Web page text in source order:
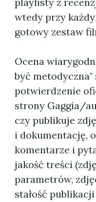
wtedy przy
gotowy zestaw
Ocena
być
potwierdzenie
strony Gaggia/
czy publikuje
i dokumentację,
komentarze i
jakość treści
parametrów,
stałość